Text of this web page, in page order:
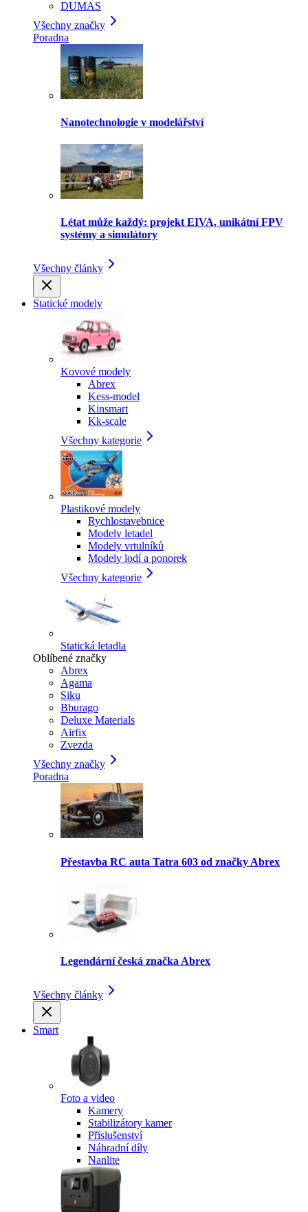
DUMAS
Všechny značky
Poradna
Nanotechnologie v modelářství
Létat může každý: projekt EIVA, unikátní FPV
systémy a simulátory
Všechny články
Statické modely
Kovové modely
Abrex
Kess-model
Kinsmart
Kk-scale
Všechny kategorie
Plastikové modely
Rychlostavebnice
Modely letadel
Modely vrtulníků
Modely lodí a ponorek
Všechny kategorie
Statická letadla
Oblíbené značky
Abrex
Agama
Siku
Bburago
Deluxe Materials
Airfix
Zvezda
Všechny značky
Poradna
Přestavba RC auta Tatra 603 od značky Abrex
Legendární česká značka Abrex
Všechny články
Smart
Foto a video
Kamery
Stabilizátory kamer
Příslušenství
Náhradní díly
Nanlite